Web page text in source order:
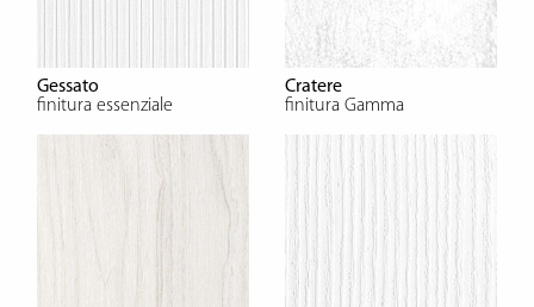
Gessato
finitura essenziale
Cratere
finitura Gamma